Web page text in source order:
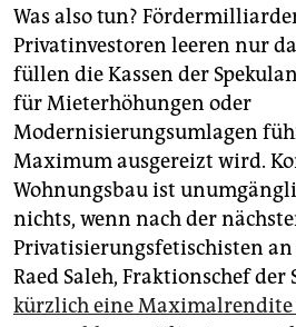
Was also tun?
Privatinvestoren leeren nur
füllen die Kassen der
für Mieterhöhungen oder
Modernisierungsumlagen
Maximum ausgereizt wird.
Wohnungsbau ist
nichts, wenn nach der
Privatisierungsfetischisten
Raed Saleh, Fraktionschef der
kürzlich eine